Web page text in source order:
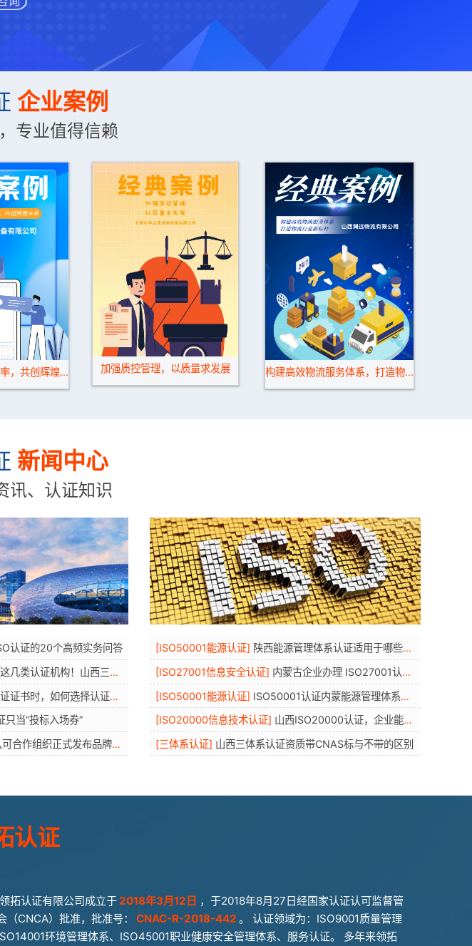
企业案例
专业值得信赖
，共创辉煌... 加强质控管理，以质量求发展 构建高效物流服务体系，打造物...
新闻中心
讯、认证知识
认证的20个高频实务问答
认证机构！山西三体系认证
书时，如何选择认证机构
当“投标入场券”
作组织正式发布品牌形象
[ISO50001能源认证] 陕西能源管理体系认证适用于哪些企业
[ISO27001信息安全认证] 内蒙古企业办理 ISO27001认证有哪些好处？条件资料流程年审全解读
[ISO50001能源认证] ISO50001认证内蒙能源管理体系认证条件、适用行业、流程与优势
[ISO20000信息技术认证] 山西ISO20000认证，企业能获得什么
[三体系认证] 山西三体系认证资质带CNAS标与不带的区别
认证
拓认证有限公司成立于 2018年3月12日 ，于2018年8月27日经国家认证认可监督管
（CNCA）批准，批准号：
CNAC-R-2018-442 。 认证领域为：ISO9001质量管理
环境管理体系、ISO45001职业健康安全管理体系、服务认证。 多年来领拓